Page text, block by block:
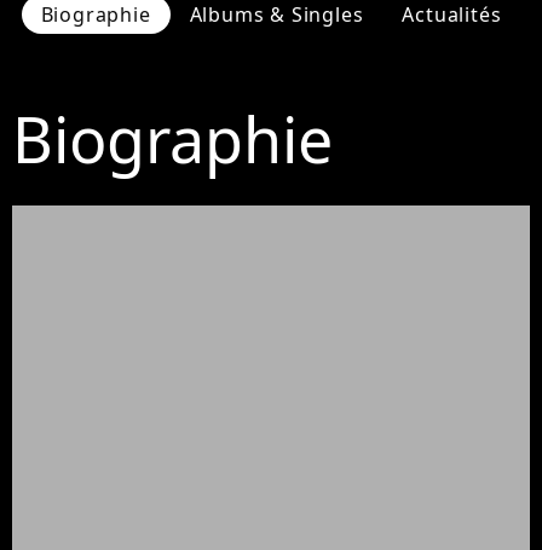
Biographie Albums & Singles Actualités
Biographie